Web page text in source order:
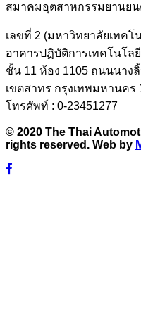
สมาคมอุตสาหกรรมยานยน
เลขที่ 2 (มหาวิทยาลัยเทคโ
อาคารปฏิบัติการเทคโนโล
ชั้น 11 ห้อง 1105 ถนนนาง
เขตสาทร กรุงเทพมหานคร
โทรศัพท์ : 0-23451277
© 2020 The Thai
rights reserved. Web by